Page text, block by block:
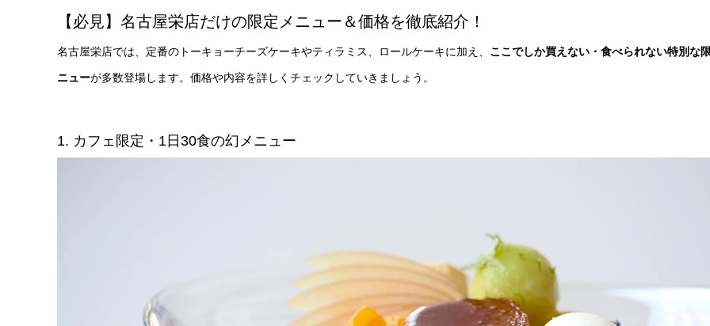
【必見】名古屋栄店だけの限定メニュー＆価格を徹底紹介！
名古屋栄店では、定番のトーキョーチーズケーキやティラミス、ロールケーキに加え、 ここでしか買えない・食べられない特別な
ニューが多数登場します。価格や内容を詳しくチェックしていきましょう。
1. カフェ限定・1日30食の幻メニュー